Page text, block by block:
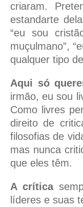
criaram.
estandarte
“eu sou
muçulmano”,
qualquer tipo
Aqui só
irmão, eu sou
Como livres
direito de
filosofias de
mas nunca
que eles têm.
A crítica
líderes e suas